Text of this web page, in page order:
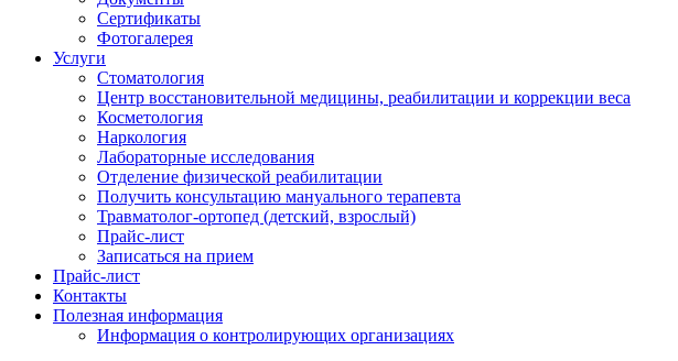
Сертификаты
Фотогалерея
Услуги
Стоматология
Центр восстановительной медицины, реабилитации и коррекции веса
Косметология
Наркология
Лабораторные исследования
Отделение физической реабилитации
Получить консультацию мануального терапевта
Травматолог-ортопед (детский, взрослый)
Прайс-лист
Записаться на прием
Прайс-лист
Контакты
Полезная информация
Информация о контролирующих организациях